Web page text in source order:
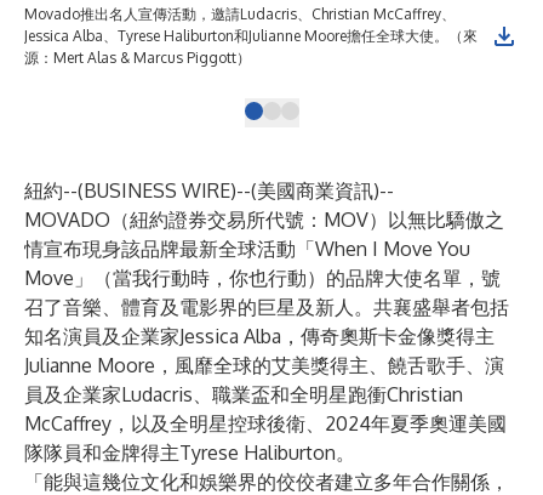
Movado推出名人宣傳活動，邀請Ludacris、Christian McCaffrey、
Jessica Alba、Tyrese Haliburton和Julianne Moore擔任全球大使。（來
源：Mert Alas & Marcus Piggott）
紐約--(BUSINESS WIRE)--(美國商業資訊)--
MOVADO（紐約證券交易所代號：MOV）以無比驕傲之
情宣布現身該品牌最新全球活動「When I Move You
Move」（當我行動時，你也行動）的品牌大使名單，號
召了音樂、體育及電影界的巨星及新人。共襄盛舉者包括
知名演員及企業家Jessica Alba，傳奇奧斯卡金像獎得主
Julianne Moore，風靡全球的艾美獎得主、饒舌歌手、演
員及企業家Ludacris、職業盃和全明星跑衝Christian
McCaffrey，以及全明星控球後衛、2024年夏季奧運美國
隊隊員和金牌得主Tyrese Haliburton。
「能與這幾位文化和娛樂界的佼佼者建立多年合作關係，